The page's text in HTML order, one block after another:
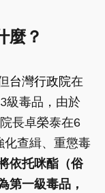
麼？
台灣行政院在
級毒品，由於
長卓榮泰在6
化查緝、重懲毒
依托咪酯（俗
第一級毒品，